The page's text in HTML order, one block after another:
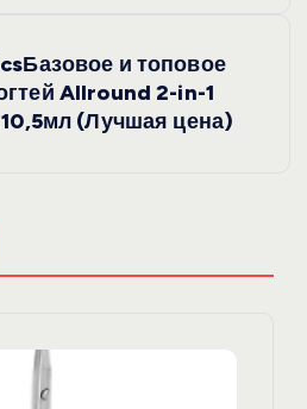
и топовое
Allround 2-in-1
(Лучшая цена)